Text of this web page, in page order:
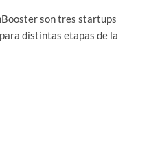
son tres startups
distintas etapas de la